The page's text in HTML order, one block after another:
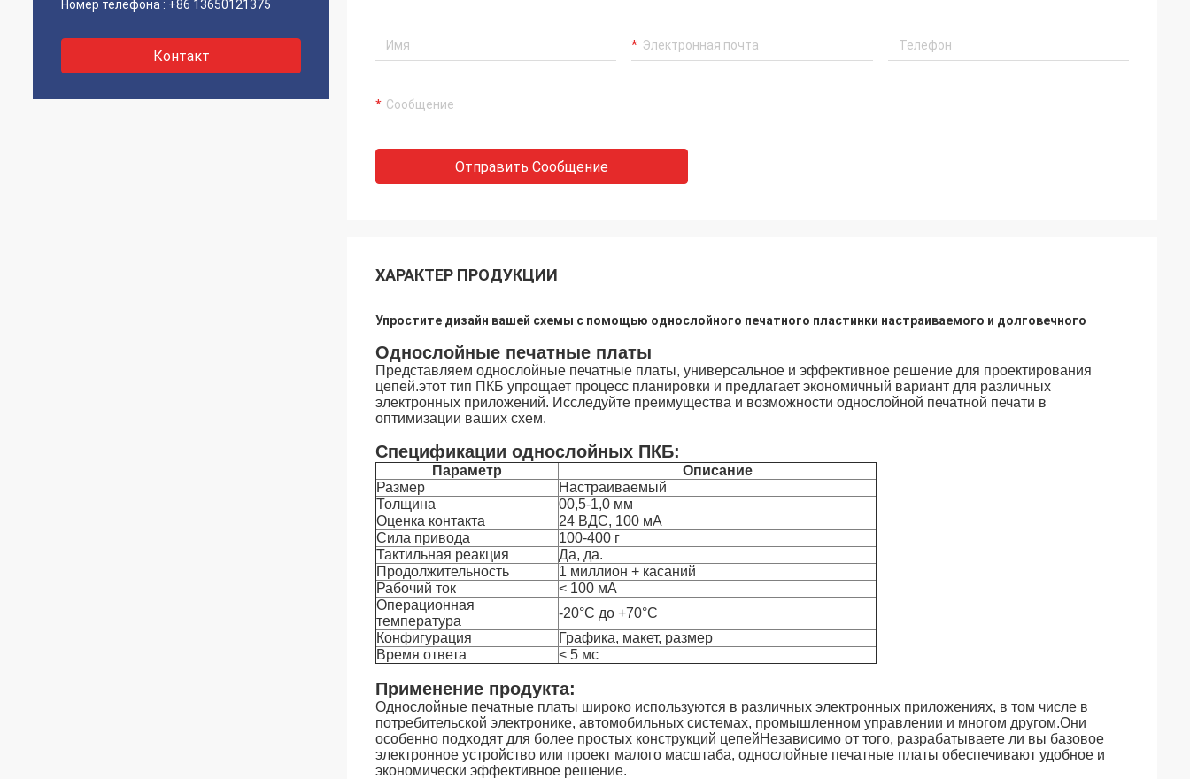
Номер телефона : +86 13650121375
Контакт
Отправить Сообщение
ХАРАКТЕР ПРОДУКЦИИ
Упростите дизайн вашей схемы с помощью однослойного печатного пластинки настраиваемого и долговечного
Однослойные печатные платы
Представляем однослойные печатные платы, универсальное и эффективное решение для проектирования
цепей.этот тип ПКБ упрощает процесс планировки и предлагает экономичный вариант для различных
электронных приложений. Исследуйте преимущества и возможности однослойной печатной печати в
оптимизации ваших схем.
Спецификации однослойных ПКБ:
Параметр
Описание
Размер
Настраиваемый
Толщина
00,5-1,0 мм
Оценка контакта
24 ВДС, 100 мА
Сила привода
100-400 г
Тактильная реакция
Да, да.
Продолжительность
1 миллион + касаний
Рабочий ток
< 100 мА
Операционная
температура
-20°C до +70°C
Конфигурация
Графика, макет, размер
Время ответа
< 5 мс
Применение продукта:
Однослойные печатные платы широко используются в различных электронных приложениях, в том числе в
потребительской электронике, автомобильных системах, промышленном управлении и многом другом.Они
особенно подходят для более простых конструкций цепейНезависимо от того, разрабатываете ли вы базовое
электронное устройство или проект малого масштаба, однослойные печатные платы обеспечивают удобное и
экономически эффективное решение.